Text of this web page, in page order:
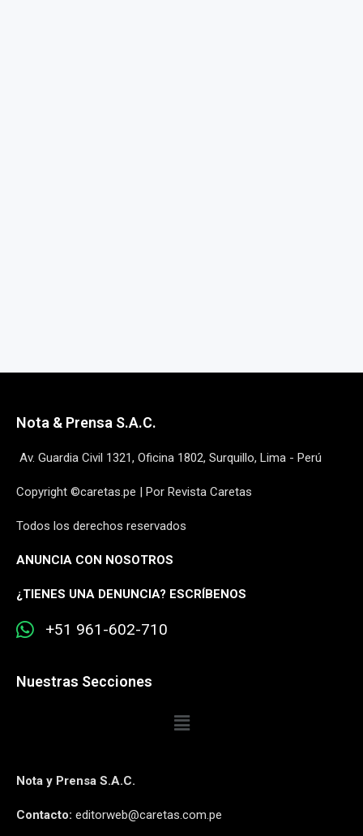
Nota & Prensa S.A.C.
Av. Guardia Civil 1321, Oficina 1802, Surquillo, Lima - Perú
Copyright ©caretas.pe | Por Revista Caretas
Todos los derechos reservados
ANUNCIA CON NOSOTROS
¿TIENES UNA DENUNCIA? ESCRÍBENOS
+51 961-602-710
Nuestras Secciones
Nota y Prensa S.A.C.
Contacto: editorweb@caretas.com.pe